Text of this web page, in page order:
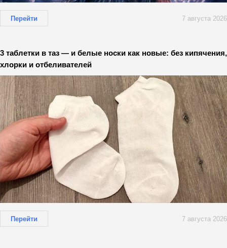
Перейти 7 августа 2026
3 таблетки в таз — и белые носки как новые: без кипячения,
хлорки и отбеливателей
Перейти 7 августа 2026